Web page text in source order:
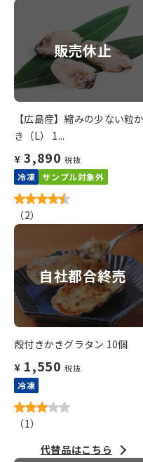
販売休止
【広島産】縮みの少ない粒か
き（L） 1...
¥ 3,890 税抜
冷凍 サンプル対象外
（2）
自社都合終売
殻付きかきグラタン 10個
¥ 1,550 税抜
冷凍
（1）
代替品はこちら